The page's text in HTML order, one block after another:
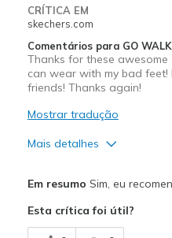
CRÍTICA EM
skechers.com
Comentários para GO
Thanks for these awesome
can wear with my bad feet!
friends! Thanks again!
Mostrar tradução
Mais detalhes
Breathe Well
Em resumo Sim, eu
Esta crítica foi útil?